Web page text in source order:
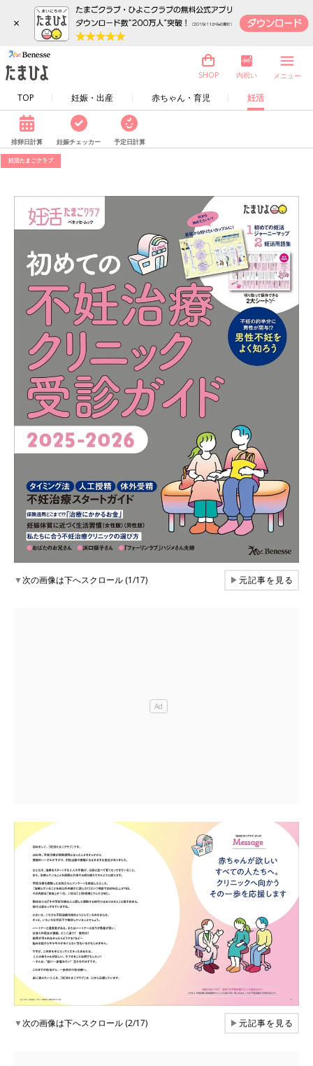
×
TOP 妊娠・出産 赤ちゃん・育児 妊活
SHOP 内祝い メニュー
排卵日計算 妊娠チェッカー 予定日計算
妊活たまごクラブ
▼次の画像は下へスクロール (1/17) ▶元記事を見る
▼次の画像は下へスクロール (2/17) ▶元記事を見る